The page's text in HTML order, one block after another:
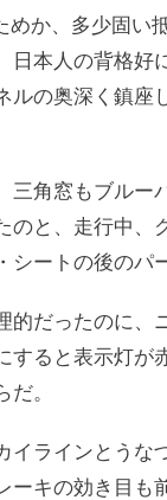
か、多少固い
日本人の背格
の奥深く鎮
角窓もブルー
と、走行中、
ートの後のパ
的だったのに
ると表示灯が
。
ラインとうな
キの効き目も